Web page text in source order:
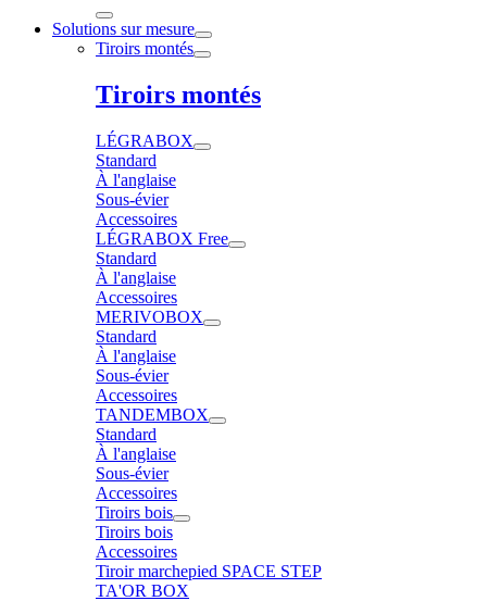
Solutions sur mesure
Tiroirs montés
Tiroirs montés
LÉGRABOX
Standard
À l'anglaise
Sous-évier
Accessoires
LÉGRABOX Free
Standard
À l'anglaise
Accessoires
MERIVOBOX
Standard
À l'anglaise
Sous-évier
Accessoires
TANDEMBOX
Standard
À l'anglaise
Sous-évier
Accessoires
Tiroirs bois
Tiroirs bois
Accessoires
Tiroir marchepied SPACE STEP
TA'OR BOX